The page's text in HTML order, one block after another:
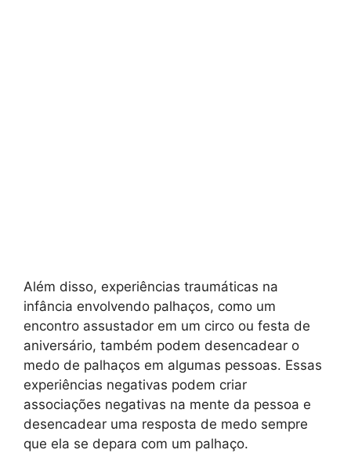
Além disso, experiências traumáticas na
infância envolvendo palhaços, como um
encontro assustador em um circo ou festa de
aniversário, também podem desencadear o
medo de palhaços em algumas pessoas. Essas
experiências negativas podem criar
associações negativas na mente da pessoa e
desencadear uma resposta de medo sempre
que ela se depara com um palhaço.